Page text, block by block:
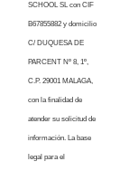
SCHOOL SL con CIF
B67855882 y domicilio
C/ DUQUESA DE
PARCENT Nº 8, 1º,
C.P. 29001 MALAGA,
con la finalidad de
atender su solicitud de
información. La base
legal para el